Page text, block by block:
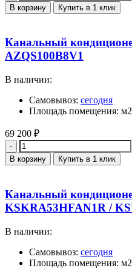
В корзину Купить в 1 клик
Канальный
AZQS100B8V1
В наличии:
Самовывоз: сегодня
Площадь помещения: м2
69 200 ₽
Количество
В корзину Купить в 1 клик
Канальный
KSKRA53HFAN1R /
В наличии:
Самовывоз: сегодня
Площадь помещения: м2